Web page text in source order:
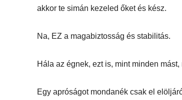
akkor te simán kezeled őket és kész.
Na, EZ a magabiztosság és stabilitás.
Hála az égnek, ezt is, mint minden
Egy apróságot mondanék csak el